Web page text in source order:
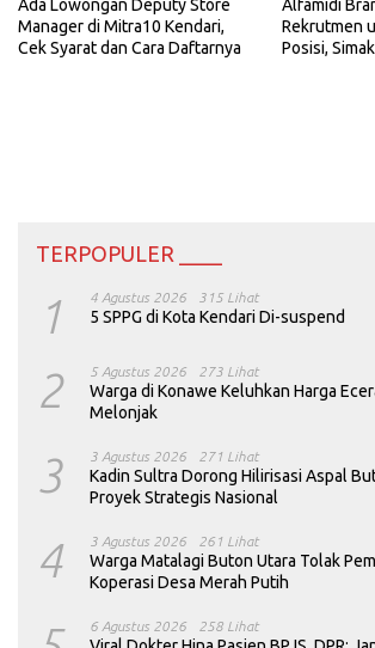
Ada Lowongan Deputy Store
Manager di Mitra10 Kendari,
Cek Syarat dan Cara Daftarnya
Alfamidi
Rekrutmen
Posisi,
TERPOPULER ____
1 4 Agustus 2026 315 Lihat
5 SPPG di Kota Kendari Di-suspend
2 5 Agustus 2026 273 Lihat
Warga di Konawe Keluhkan Harga
Melonjak
3 3 Agustus 2026 271 Lihat
Kadin Sultra Dorong Hilirisasi Aspal
Proyek Strategis Nasional
4 3 Agustus 2026 261 Lihat
Warga Matalagi Buton Utara Tolak
Koperasi Desa Merah Putih
6 Agustus 2026 258 Lihat